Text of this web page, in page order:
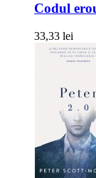
Codul
33,33 lei